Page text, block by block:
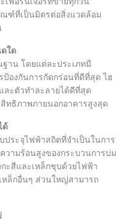
ฑ์ที่เป็นมิตรต่อสิ่งแวดล้อม
ใด
ฐาน โดยแต่ละประเภทมี
องกันการกัดกร่อนที่ดีที่สุด ไฮ
ละตัวทำละลายได้ดีที่สุด
สิทธิภาพภายนอกอาคารสูงสุด
ด้
ประจุไฟฟ้าสถิตที่จำเป็นในการ
วามร้อนสูงของกระบวนการบ่ม
ะสีและเหล็กชุบด้วยไฟฟ้า
หล็กอื่นๆ ส่วนใหญ่สามารถ